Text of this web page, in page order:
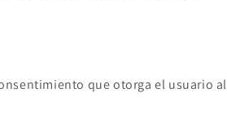
que otorga el usuario al